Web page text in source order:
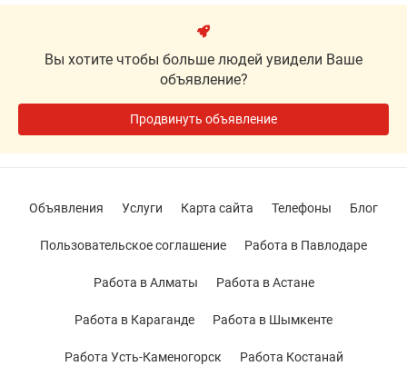
Вы хотите чтобы больше людей увидели Ваше
объявление?
Продвинуть объявление
Объявления Услуги Карта сайта Телефоны Блог
Пользовательское соглашение Работа в Павлодаре
Работа в Алматы Работа в Астане
Работа в Караганде Работа в Шымкенте
Работа Усть-Каменогорск Работа Костанай